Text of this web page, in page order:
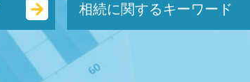
定款 認証 とは
会社設立 費用
スタートアップ とは
合同 会社 経費
相続に関するキーワード
代償 分割 とは
相続 不動産 売却 確定 申告